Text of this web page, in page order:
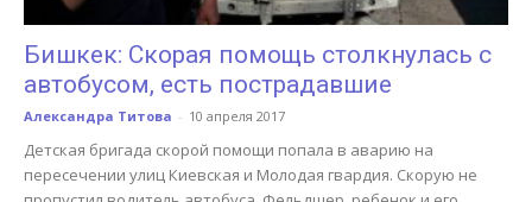
Бишкек: Скорая помощь столкнулась с
автобусом, есть пострадавшие
Александра Титова - 10 апреля 2017
Детская бригада скорой помощи попала в аварию на
пересечении улиц Киевская и Молодая гвардия. Скорую не